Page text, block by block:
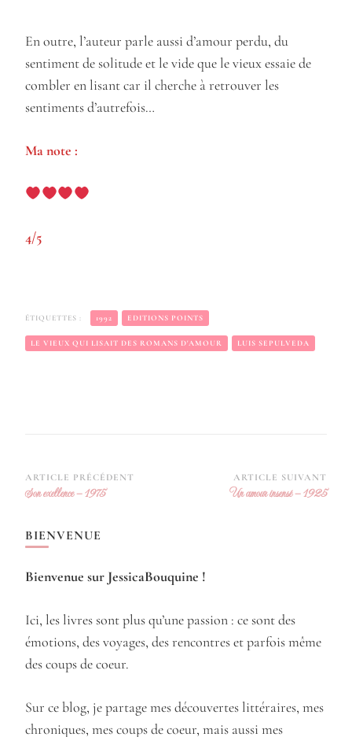
En outre, l’auteur parle aussi d’amour perdu, du
sentiment de solitude et le vide que le vieux essaie de
combler en lisant car il cherche à retrouver les
sentiments d’autrefois…
Ma note :
4/5
ÉTIQUETTES : 1992 EDITIONS POINTS
LE VIEUX QUI LISAIT DES ROMANS D'AMOUR LUIS SEPULVEDA
Navigation
d’article
ARTICLE PRÉCÉDENT
Son exellence – 1975
ARTICLE SUIVANT
Un amour insensé – 1925
BIENVENUE
Bienvenue sur JessicaBouquine !
Ici, les livres sont plus qu’une passion : ce sont des
émotions, des voyages, des rencontres et parfois même
des coups de coeur.
Sur ce blog, je partage mes découvertes littéraires, mes
chroniques, mes coups de coeur, mais aussi mes